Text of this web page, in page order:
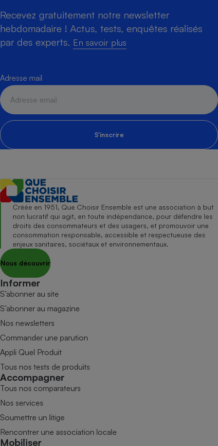
Recevez gratuitement notre newsletter
hebdomadaire ! Actus, tests, enquêtes réalisés
par des experts. En savoir plus
Adresse mail
S'inscrire
Créée en 1951, Que Choisir Ensemble est une association à but
non lucratif qui agit, en toute indépendance, pour défendre les
droits des consommateurs et des usagers, et promouvoir une
consommation responsable, accessible et respectueuse des
enjeux sanitaires, sociétaux et environnementaux.
Nous découvrir
Informer
S’abonner au site
S’abonner au magazine
Nos newsletters
Commander une parution
Appli Quel Produit
Tous nos tests de produits
Accompagner
Tous nos comparateurs
Nos services
Soumettre un litige
Rencontrer une association locale
Mobiliser